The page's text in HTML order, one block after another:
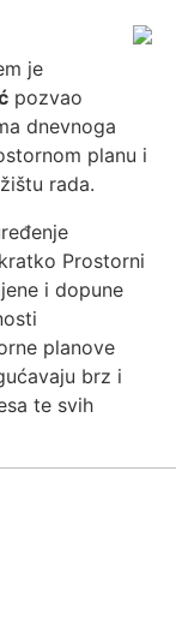
je
pozvao
dnevnoga
planu i
rada.
Prostorni
i dopune
planove
brz i
te svih